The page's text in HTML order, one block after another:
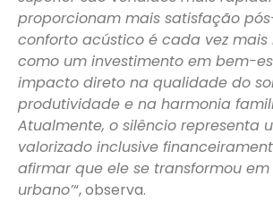
proporcionam mais satisfação
conforto acústico é cada vez
como um investimento em bem-
impacto direto na qualidade do
produtividade e na harmonia
Atualmente, o silêncio representa
valorizado inclusive
afirmar que ele se transformou em
urbano’“, observa.